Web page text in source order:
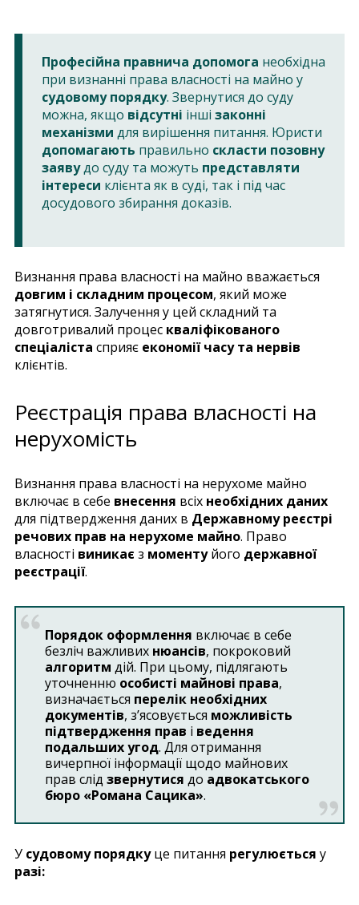
Професійна правнича допомога необхідна
при визнанні права власності на майно у
судовому порядку. Звернутися до суду
можна, якщо відсутні інші законні
механізми для вирішення питання. Юристи
допомагають правильно скласти позовну
заявудо суду та можуть представляти
інтереси клієнта як в суді, так і під час
досудового збирання доказів.
Визнання права власності на майно вважається
довгим і складним процесом, який може
затягнутися. Залучення у цей складний та
довготривалий процес кваліфікованого
спеціаліста сприяє економії часу та нервів
клієнтів.
Реєстрація права власності на
нерухомість
Визнання права власності на нерухоме майно
включає в себе внесення всіх необхідних даних
для підтвердження даних в Державному реєстрі
речових прав на нерухоме майно. Право
власності виникає з моментуйого державної
реєстрації.
Порядок оформлення включає в себе
безліч важливих нюансів, покроковий
алгоритм дій. При цьому, підлягають
уточненню особисті майнові права,
визначається перелік необхідних
документів, з’ясовується можливість
підтвердження прав і ведення
подальших угод. Для отримання
вичерпної інформації щодо майнових
прав слід звернутися до адвокатського
бюро «Романа Сацика».
У судовому порядкуце питання регулюється у
разі: